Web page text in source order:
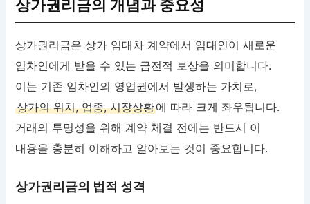
상가권리금의 개념과 중요성
상가권리금은 상가 임대차 계약에서 임대인이 새로운
임차인에게 받을 수 있는 금전적 보상을 의미합니다.
이는 기존 임차인의 영업권에서 발생하는 가치로,
상가의 위치, 업종, 시장상황에 따라 크게 좌우됩니다.
거래의 투명성을 위해 계약 체결 전에는 반드시 이
내용을 충분히 이해하고 알아보는 것이 중요합니다.
상가권리금의 법적 성격